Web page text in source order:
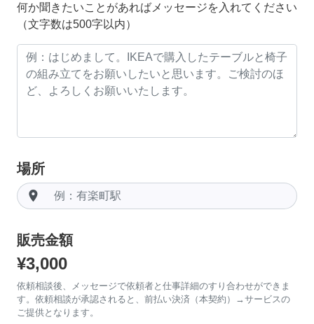
何か聞きたいことがあればメッセージを入れてください
（文字数は500字以内）
場所
room
販売金額
¥3,000
依頼相談後、メッセージで依頼者と仕事詳細のすり合わせができま
す。依頼相談が承認されると、前払い決済（本契約）→サービスの
ご提供となります。